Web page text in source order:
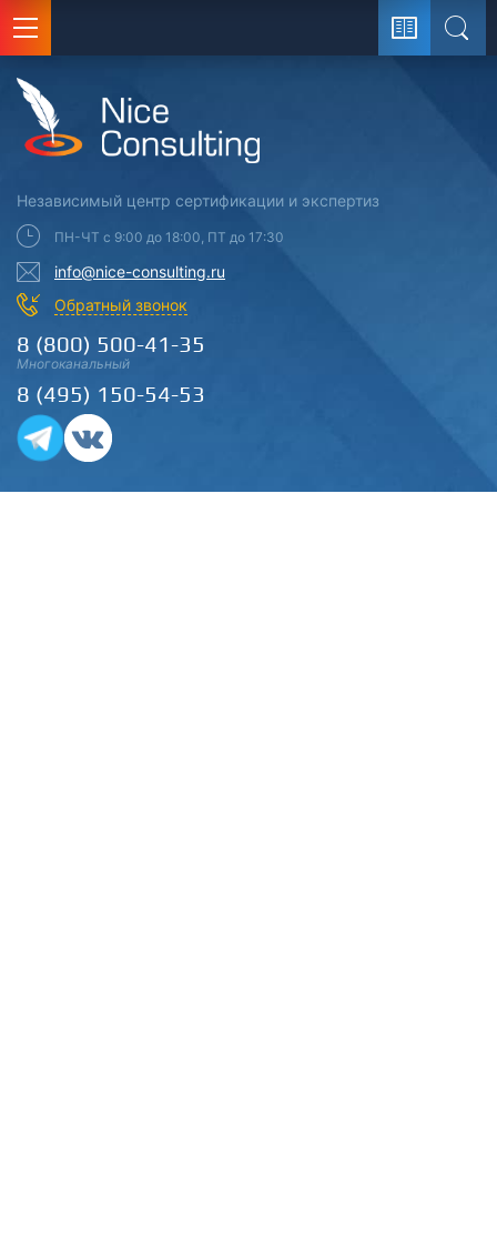
Независимый центр сертификации и экспертиз
ПН-ЧТ с 9:00 до 18:00, ПТ до 17:30
info@nice-consulting.ru
Обратный звонок
8 (800) 500-41-35
Многоканальный
8 (495) 150-54-53